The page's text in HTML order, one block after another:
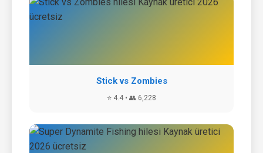
Stick vs Zombies
⭐ 4.4 • 👥 6,228